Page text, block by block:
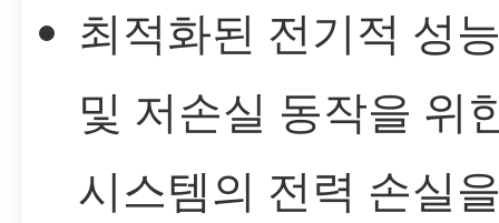
최적화된 전기적 성
및 저손실 동작을 위
시스템의 전력 손실